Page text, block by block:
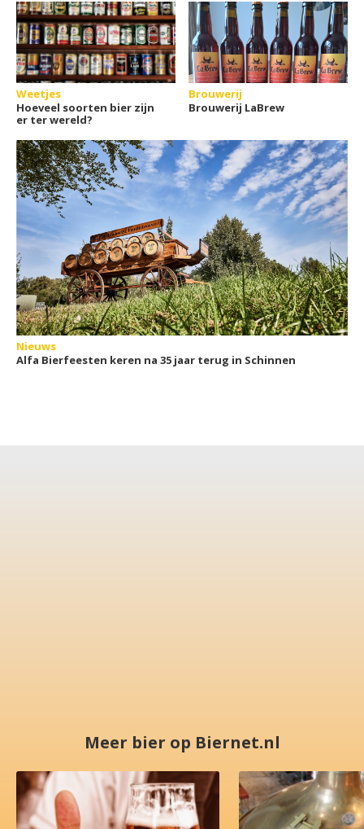
Weetjes
Hoeveel soorten bier zijn
er ter wereld?
Brouwerij
Brouwerij LaBrew
Nieuws
Alfa Bierfeesten keren na 35 jaar terug in Schinnen
Meer bier op Biernet.nl